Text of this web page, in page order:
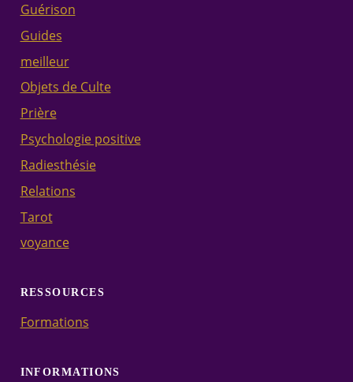
Guérison
Guides
meilleur
Objets de Culte
Prière
Psychologie positive
Radiesthésie
Relations
Tarot
voyance
RESSOURCES
Formations
INFORMATIONS